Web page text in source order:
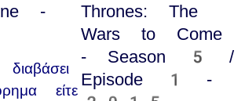
-
είτε
Thrones: The
Wars to Come
- Season 5 /
Episode 1 -